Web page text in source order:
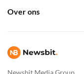
Newsbit Media Group
Over ons